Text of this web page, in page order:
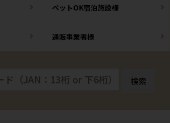
ペットOK宿泊施設様
通販事業者様
検索